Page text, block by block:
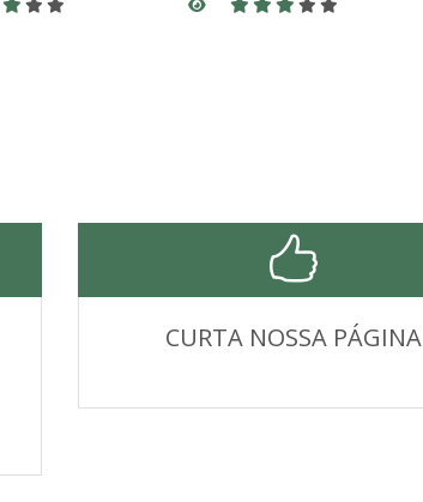
CURTA NOSSA PÁGINA